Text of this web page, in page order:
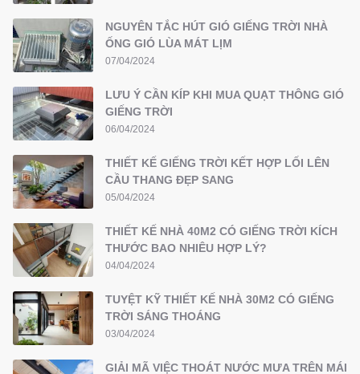
NGUYÊN TẮC HÚT GIÓ GIẾNG TRỜI NHÀ
ỐNG GIÓ LÙA MÁT LỊM
07/04/2024
LƯU Ý CẦN KÍP KHI MUA QUẠT THÔNG GIÓ
GIẾNG TRỜI
06/04/2024
THIẾT KẾ GIẾNG TRỜI KẾT HỢP LỐI LÊN
CẦU THANG ĐẸP SANG
05/04/2024
THIẾT KẾ NHÀ 40M2 CÓ GIẾNG TRỜI KÍCH
THƯỚC BAO NHIÊU HỢP LÝ?
04/04/2024
TUYỆT KỸ THIẾT KẾ NHÀ 30M2 CÓ GIẾNG
TRỜI SÁNG THOÁNG
03/04/2024
GIẢI MÃ VIỆC THOÁT NƯỚC MƯA TRÊN MÁI